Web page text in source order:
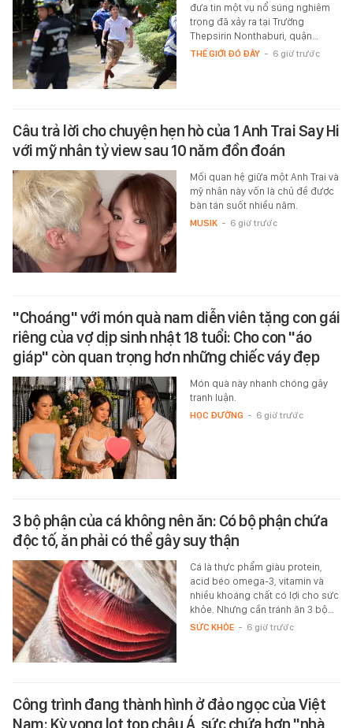
đưa tin một vụ nổ súng nghiêm
trọng đã xảy ra tại Trường
Thepsirin Nonthaburi, quận…
THẾ GIỚI ĐÓ ĐÂY - 6 giờ trước
Câu trả lời cho chuyện hẹn hò của 1 Anh Trai Say Hi
với mỹ nhân tỷ view sau 10 năm đồn đoán
Mối quan hệ giữa một Anh Trai và
mỹ nhân này vốn là chủ đề được
bàn tán suốt nhiều năm.
MUSIK - 6 giờ trước
"Choáng" với món quà nam diễn viên tặng con gái
riêng của vợ dịp sinh nhật 18 tuổi: Cho con "áo
giáp" còn quan trọng hơn những chiếc váy đẹp
Món quà này nhanh chóng gây
tranh luận.
HỌC ĐƯỜNG - 6 giờ trước
3 bộ phận của cá không nên ăn: Có bộ phận chứa
độc tố, ăn phải có thể gây suy thận
Cá là thực phẩm giàu protein,
acid béo omega-3, vitamin và
nhiều khoáng chất có lợi cho sức
khỏe. Nhưng cần tránh ăn 3 bộ…
SỨC KHỎE - 6 giờ trước
Công trình đang thành hình ở đảo ngọc của Việt
Nam: Kỳ vọng lọt top châu Á, sức chứa hơn "nhà